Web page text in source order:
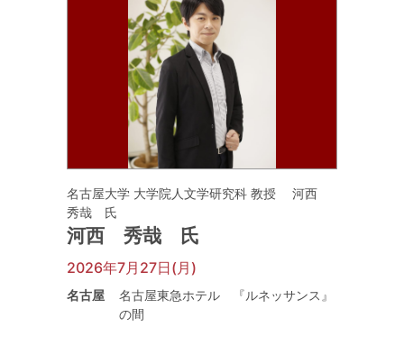
名古屋大学 大学院人文学研究科 教授 河西
秀哉 氏
河西 秀哉 氏
2026年7月27日(月)
名古屋
名古屋東急ホテル 『ルネッサンス』
の間